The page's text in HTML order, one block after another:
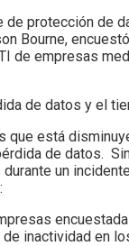
de protección de
Bourne,
de empresas
de datos y el
que está
de datos.
un
inactividad en